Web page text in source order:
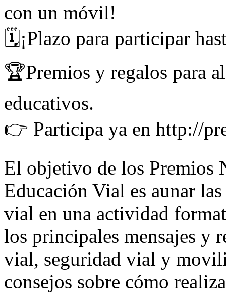
con un móvil!
🗓️¡Plazo para participar
🏆Premios y regalos para
educativos.
👉 Participa ya en http://
El objetivo de los Premios
Educación Vial es aunar
vial en una actividad
los principales mensajes y
vial, seguridad vial y
consejos sobre cómo